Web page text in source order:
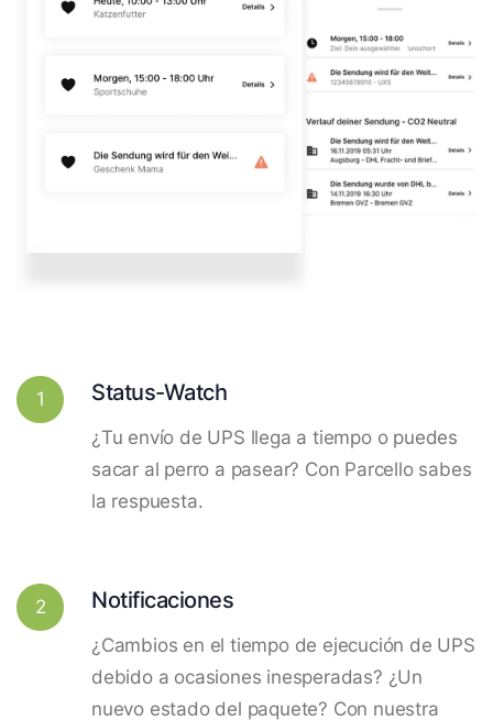
1 Status-Watch
¿Tu envío de UPS llega a tiempo o puedes
sacar al perro a pasear? Con Parcello sabes
la respuesta.
2 Notificaciones
¿Cambios en el tiempo de ejecución de UPS
debido a ocasiones inesperadas? ¿Un
nuevo estado del paquete? Con nuestra